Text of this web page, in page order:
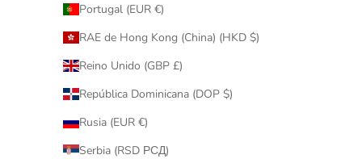
Portugal (EUR €)
RAE de Hong Kong (China) (HKD $)
Reino Unido (GBP £)
República Dominicana (DOP $)
Rusia (EUR €)
Serbia (RSD РСД)